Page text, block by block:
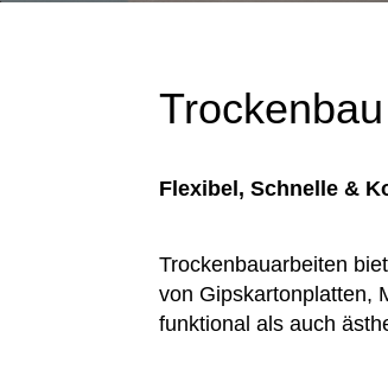
Trockenbau
Flexibel, Schnelle &
Trockenbauarbeiten
von Gipskartonplatten,
funktional als auch